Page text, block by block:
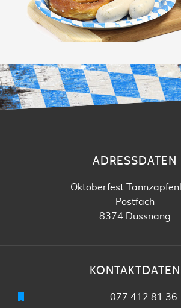
ADRESSDATEN
Oktoberfest
Postfach
8374 Dussnang
KONTAKTDATEN
077 412 81 36